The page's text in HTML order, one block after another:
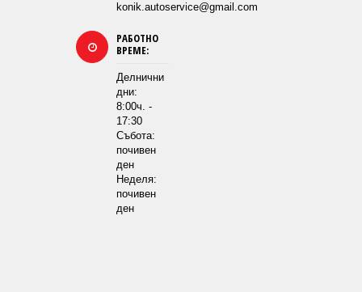
konik.autoservice@gmail.com
РАБОТНО
ВРЕМЕ:
Делнични
дни:
8:00ч. -
17:30
Събота:
почивен
ден
Неделя:
почивен
ден